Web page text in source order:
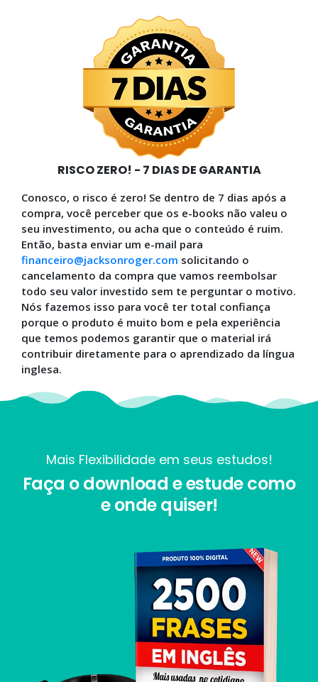
RISCO ZERO! - 7 DIAS DE GARANTIA
Conosco, o risco é zero! Se dentro de 7 dias após a
compra, você perceber que os e-books não valeu o
seu investimento, ou acha que o conteúdo é ruim.
Então, basta enviar um e-mail para
financeiro@jacksonroger.com solicitando o
cancelamento da compra que vamos reembolsar
todo seu valor investido sem te perguntar o motivo.
Nós fazemos isso para você ter total confiança
porque o produto é muito bom e pela experiência
que temos podemos garantir que o material irá
contribuir diretamente para o aprendizado da língua
inglesa.
Mais Flexibilidade em seus estudos!
Faça o download e estude como
e onde quiser!